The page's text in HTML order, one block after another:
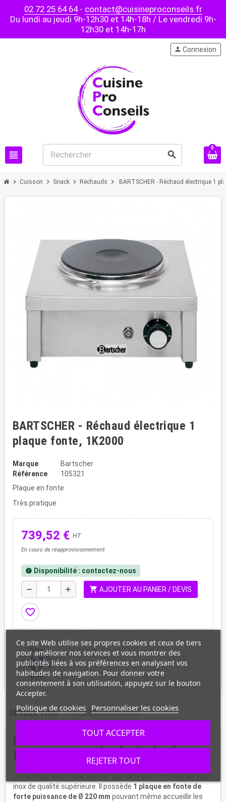
02 72 25 64 64- contact@cuisineproconseils.fr
Du lundi au jeudi 9h-12h30 et 14h-18h / Le vendredi 9h-
12h30 et 14h-17h
view_headline search
person Connexion
0
chevron_right Cuisson chevron_right Snack chevron_right Réchauds chevron_right BARTSCHER - Réchaud électrique 1
BARTSCHER - Réchaud électrique 1
plaque fonte, 1K2000
Marque
Bartscher
Référence
105321
Plaque en fonte
Très pratique
739,52 € HT
En cours de réapprovisionnement
new_releases Disponibilité : contactez-nous
remove add shopping_cart AJOUTER AU PANIER / DEVIS
favorite_border
DESCRIPTION CARACTÉRISTIQUES
fonte, 1K2000
inox de qualité supérieure. Il possède 1 plaque en fonte de
forte puissance de Ø 220 mm pouvant même accueillir les
Ce site Web utilise ses propres cookies et ceux de tiers
pour améliorer nos services et vous montrer des
publicités liées à vos préférences en analysant vos
habitudes de navigation. Pour donner votre
consentement à son utilisation, appuyez sur le bouton
Accepter.
Politique de cookies Personnaliser les cookies
REJETER TOUT
TOUT ACCEPTER